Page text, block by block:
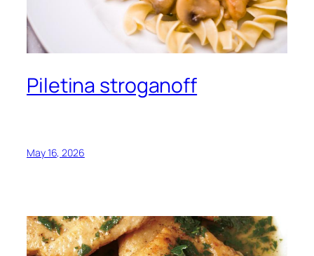
Piletina stroganoff
May 16, 2026